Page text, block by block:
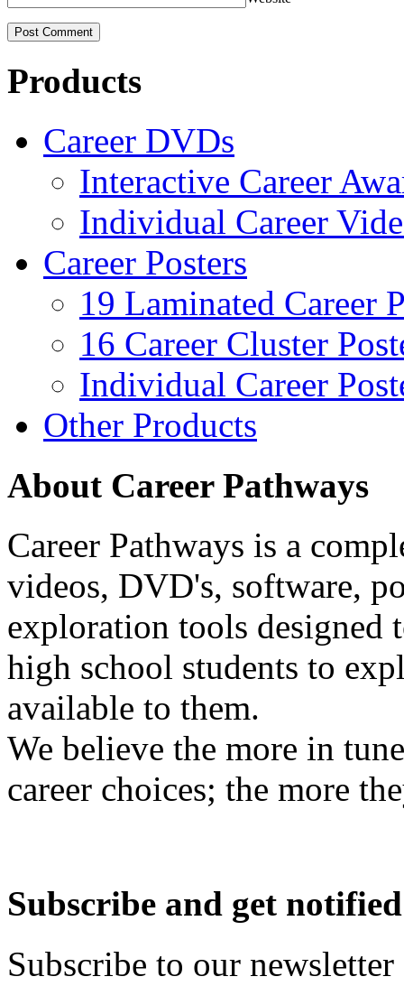
Products
Career DVDs
Interactive Career
Individual Career
Career Posters
19 Laminated Career
16 Career Cluster
Individual Career
Other Products
About Career Pathways
Career Pathways is a
videos, DVD's, software,
exploration tools designed
high school students to
available to them.
We believe the more in
career choices; the more
Subscribe and get notified
Subscribe to our